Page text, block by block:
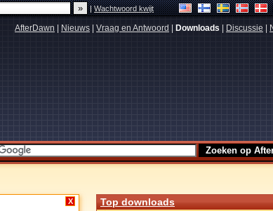
|Wachtwoord kwijt
AfterDawn Nieuws Vraag en Antwoord Downloads Discussie
X Top downloads